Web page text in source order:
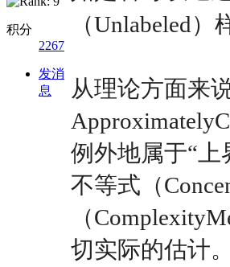
积分
2267
发消
息
（Unlabeled
从理论方面来
例外地属于“
不等式（
（
切实际的估计